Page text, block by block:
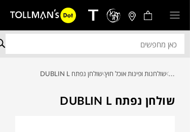
... שולחנות ופינות אוכל חוץ שולחן נפתח DUBLIN L
שולחן נפתח DUBLIN L